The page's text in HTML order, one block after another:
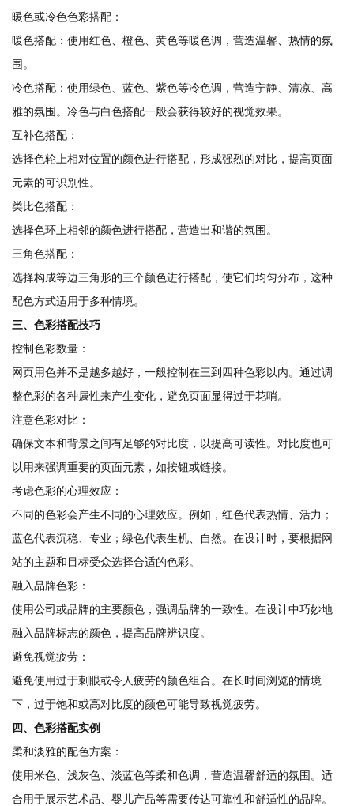
暖色或冷色色彩搭配：
暖色搭配：使用红色、橙色、黄色等暖色调，营造温馨、热情的氛
围。
冷色搭配：使用绿色、蓝色、紫色等冷色调，营造宁静、清凉、高
雅的氛围。冷色与白色搭配一般会获得较好的视觉效果。
互补色搭配：
选择色轮上相对位置的颜色进行搭配，形成强烈的对比，提高页面
元素的可识别性。
类比色搭配：
选择色环上相邻的颜色进行搭配，营造出和谐的氛围。
三角色搭配：
选择构成等边三角形的三个颜色进行搭配，使它们均匀分布，这种
配色方式适用于多种情境。
三、色彩搭配技巧
控制色彩数量：
网页用色并不是越多越好，一般控制在三到四种色彩以内。通过调
整色彩的各种属性来产生变化，避免页面显得过于花哨。
注意色彩对比：
确保文本和背景之间有足够的对比度，以提高可读性。对比度也可
以用来强调重要的页面元素，如按钮或链接。
考虑色彩的心理效应：
不同的色彩会产生不同的心理效应。例如，红色代表热情、活力；
蓝色代表沉稳、专业；绿色代表生机、自然。在设计时，要根据网
站的主题和目标受众选择合适的色彩。
融入品牌色彩：
使用公司或品牌的主要颜色，强调品牌的一致性。在设计中巧妙地
融入品牌标志的颜色，提高品牌辨识度。
避免视觉疲劳：
避免使用过于刺眼或令人疲劳的颜色组合。在长时间浏览的情境
下，过于饱和或高对比度的颜色可能导致视觉疲劳。
四、色彩搭配实例
柔和淡雅的配色方案：
使用米色、浅灰色、淡蓝色等柔和色调，营造温馨舒适的氛围。适
合用于展示艺术品、婴儿产品等需要传达可靠性和舒适性的品牌。